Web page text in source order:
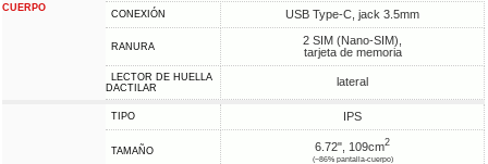
CUERPO
CONEXIÓN USB Type-C, jack 3.5mm
RANURA
2 SIM (Nano-SIM),
tarjeta de memoria
LECTOR DE HUELLA
DACTILAR
lateral
TIPO IPS
TAMAÑO 6.72", 109cm2
(~86% pantalla-cuerpo)